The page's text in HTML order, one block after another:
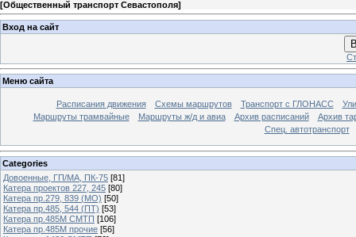
[Общественный транспорт Севастополя]
Вход на сайт
Меню сайта
Расписания движения Схемы маршрутов Транспорт с ГЛОНАСС
Маршруты трамвайные
Маршруты ж/д и авиа Архив расписаний
Архив
Спец. автотранспорт
Categories
Довоенные, ГП/МА, ПК-75 [81]
Катера проектов 227, 245 [80]
Катера пр.279, 839 (МО) [50]
Катера пр.485, 544 (ПТ) [53]
Катера пр.485М СМТП [106]
Катера пр.485М прочие [56]